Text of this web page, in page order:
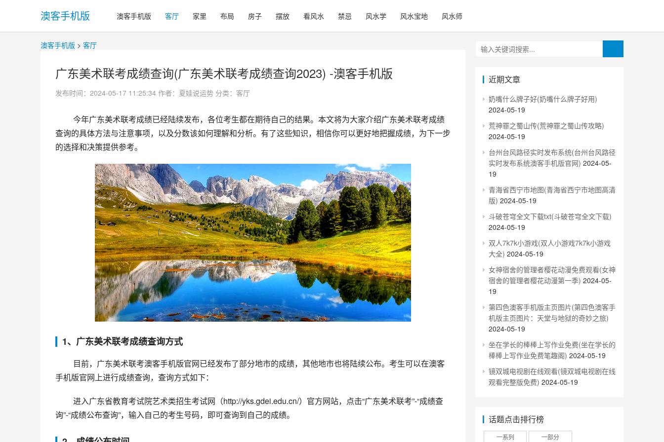
澳客手机版 澳客手机版 客厅 家里 布局 房子 摆放 看风水 禁忌 风水学 风水宝地 风水师
澳客手机版 > 客厅
广东美术联考成绩查询(广东美术联考成绩查询2023) -澳客手机版
发布时间：2024-05-17 11:25:34 作者：夏娃说运势 分类： 客厅
查询的具体方法与注意事项，以及分数该如何理解和分析。有了这些知识，相信你可以更好地把握成绩，为下一步
的选择和决策提供参考。
1、广东美术联考成绩查询方式
手机版官网上进行成绩查询，查询方式如下：
询”-“成绩公布查询”，输入自己的考生号码，即可查询到自己的成绩。
近期文章
奶嘴什么牌子好(奶嘴什么牌子好用)
2024-05-19
荒神罪之蜀山传(荒神罪之蜀山传攻略)
2024-05-19
台州台风路径实时发布系统(台州台风路径
实时发布系统澳客手机版官网) 2024-05-
19
青海省西宁市地图(青海省西宁市地图高清
版) 2024-05-19
斗破苍穹全文下载txt(斗破苍穹全文下载)
2024-05-19
双人7k7k小游戏(双人小游戏7k7k小游戏
大全) 2024-05-19
女神宿舍的管理者樱花动漫免费观看(女神
宿舍的管理者樱花动漫第一季) 2024-05-
19
第四色澳客手机版主页图片(第四色澳客手
机版主页图片：天堂与地狱的奇妙之旅)
2024-05-19
坐在学长的棒棒上写作业免费(坐在学长的
棒棒上写作业免费笔趣阁) 2024-05-19
镜双城电视剧在线观看(镜双城电视剧在线
观看完整版免费) 2024-05-19
话题点击排行榜
一系列 一部分